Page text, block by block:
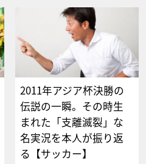
2011年アジア杯決勝の
伝説の一瞬。その時生
まれた「支離滅裂」な
名実況を本人が振り返
る【サッカー】